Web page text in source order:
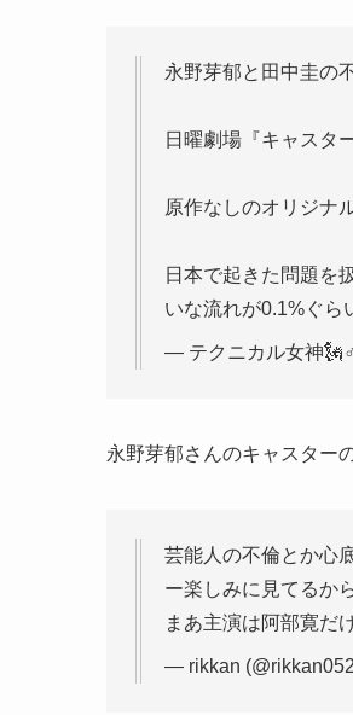
永野芽郁と田中圭の
日曜劇場『キャスタ
原作なしのオリジナ
日本で起きた問題を
いな流れが0.1%ぐ
— テクニカル女神
永野芽郁さんのキャスター
芸能人の不倫とか心
ー楽しみに見てるか
まあ主演は阿部寛
— rikkan